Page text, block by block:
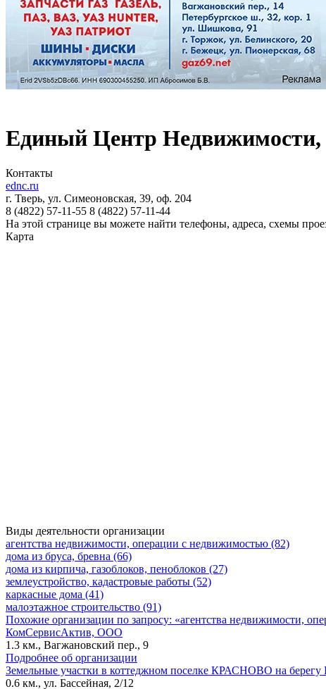
Единый Центр
Контакты
ednc.ru
г. Тверь, ул. Симеоновская, 39, оф. 204
8 (4822) 57-11-55 8 (4822) 57-11-44
На этой странице вы можете найти телефоны, адреса, схемы
Карта
Виды деятельности организации
агентства недвижимости, операции с недвижимостью (82)
дома из бруса, бревна (66)
дома из кирпича, газоблоков, пеноблоков (27)
землеустройство, кадастровые работы (52)
каркасные дома (41)
малоэтажное строительство (91)
Похожие организации по запросу: «агентства недвижимости,
КомСервисАктив, ООО
1.3 км., Вагжановский пер., 9
Подробнее об организации
Земельные участки в коттеджном поселке КРАСНОВО на берегу
0.6 км., ул. Бассейная, 2/12